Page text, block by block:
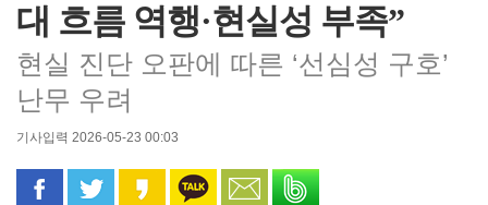
대 흐름 역행·현실성 부족”
현실 진단 오판에 따른 ‘선심성 구호’
난무 우려
기사입력 2026-05-23 00:03
페이스북으로 공유
트위터로 공유카카오 스토리로 공유
카카오톡으로 공유
문자로 공유